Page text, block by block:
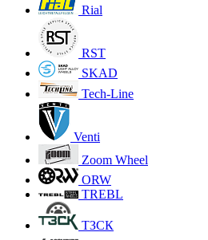
Rial
RST
SKAD
Tech-Line
Venti
Zoom Wheel
ORW
TREBL
ТЗСК